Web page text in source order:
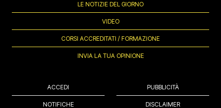
LE NOTIZIE DEL GIORNO
VIDEO
CORSI ACCREDITATI / FORMAZIONE
INVIA LA TUA OPINIONE
ACCEDI
NOTIFICHE
PUBBLICITÀ
DISCLAIMER